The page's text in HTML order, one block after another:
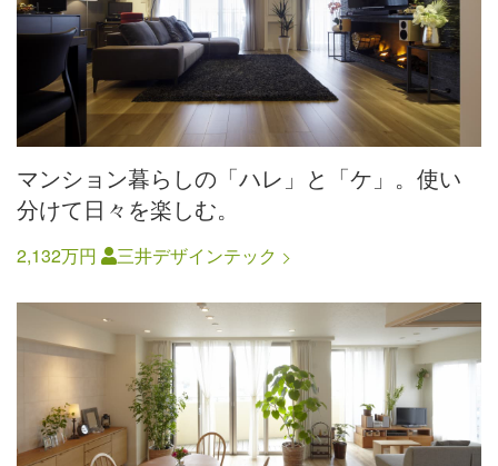
マンション暮らしの「ハレ」と「ケ」。使い
分けて日々を楽しむ。
2,132万円 三井デザインテック